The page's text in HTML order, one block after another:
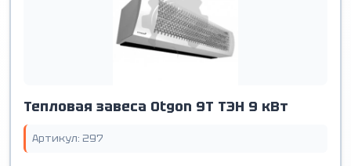
Тепловая завеса Otgon 9T ТЭН 9 кВт
Артикул: 297